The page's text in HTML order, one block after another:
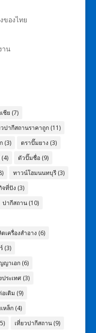
ของไทย
าน
ชีย (7)
ปากีสถานราคาถูก(11)
(3) ตราปั๊มยาง (3)
(4) ตัวปั๊มชื่อ(9)
ทาวน์โฮมนนทบุรี(3)
จที่ปัง (3)
ปากีสถาน(10)
เครื่องสำอาง (6)
(3)
ญาเอก(6)
ระเทศ(3)
เติม (9)
หล็ก(4)
เที่ยวปากีสถาน(9)